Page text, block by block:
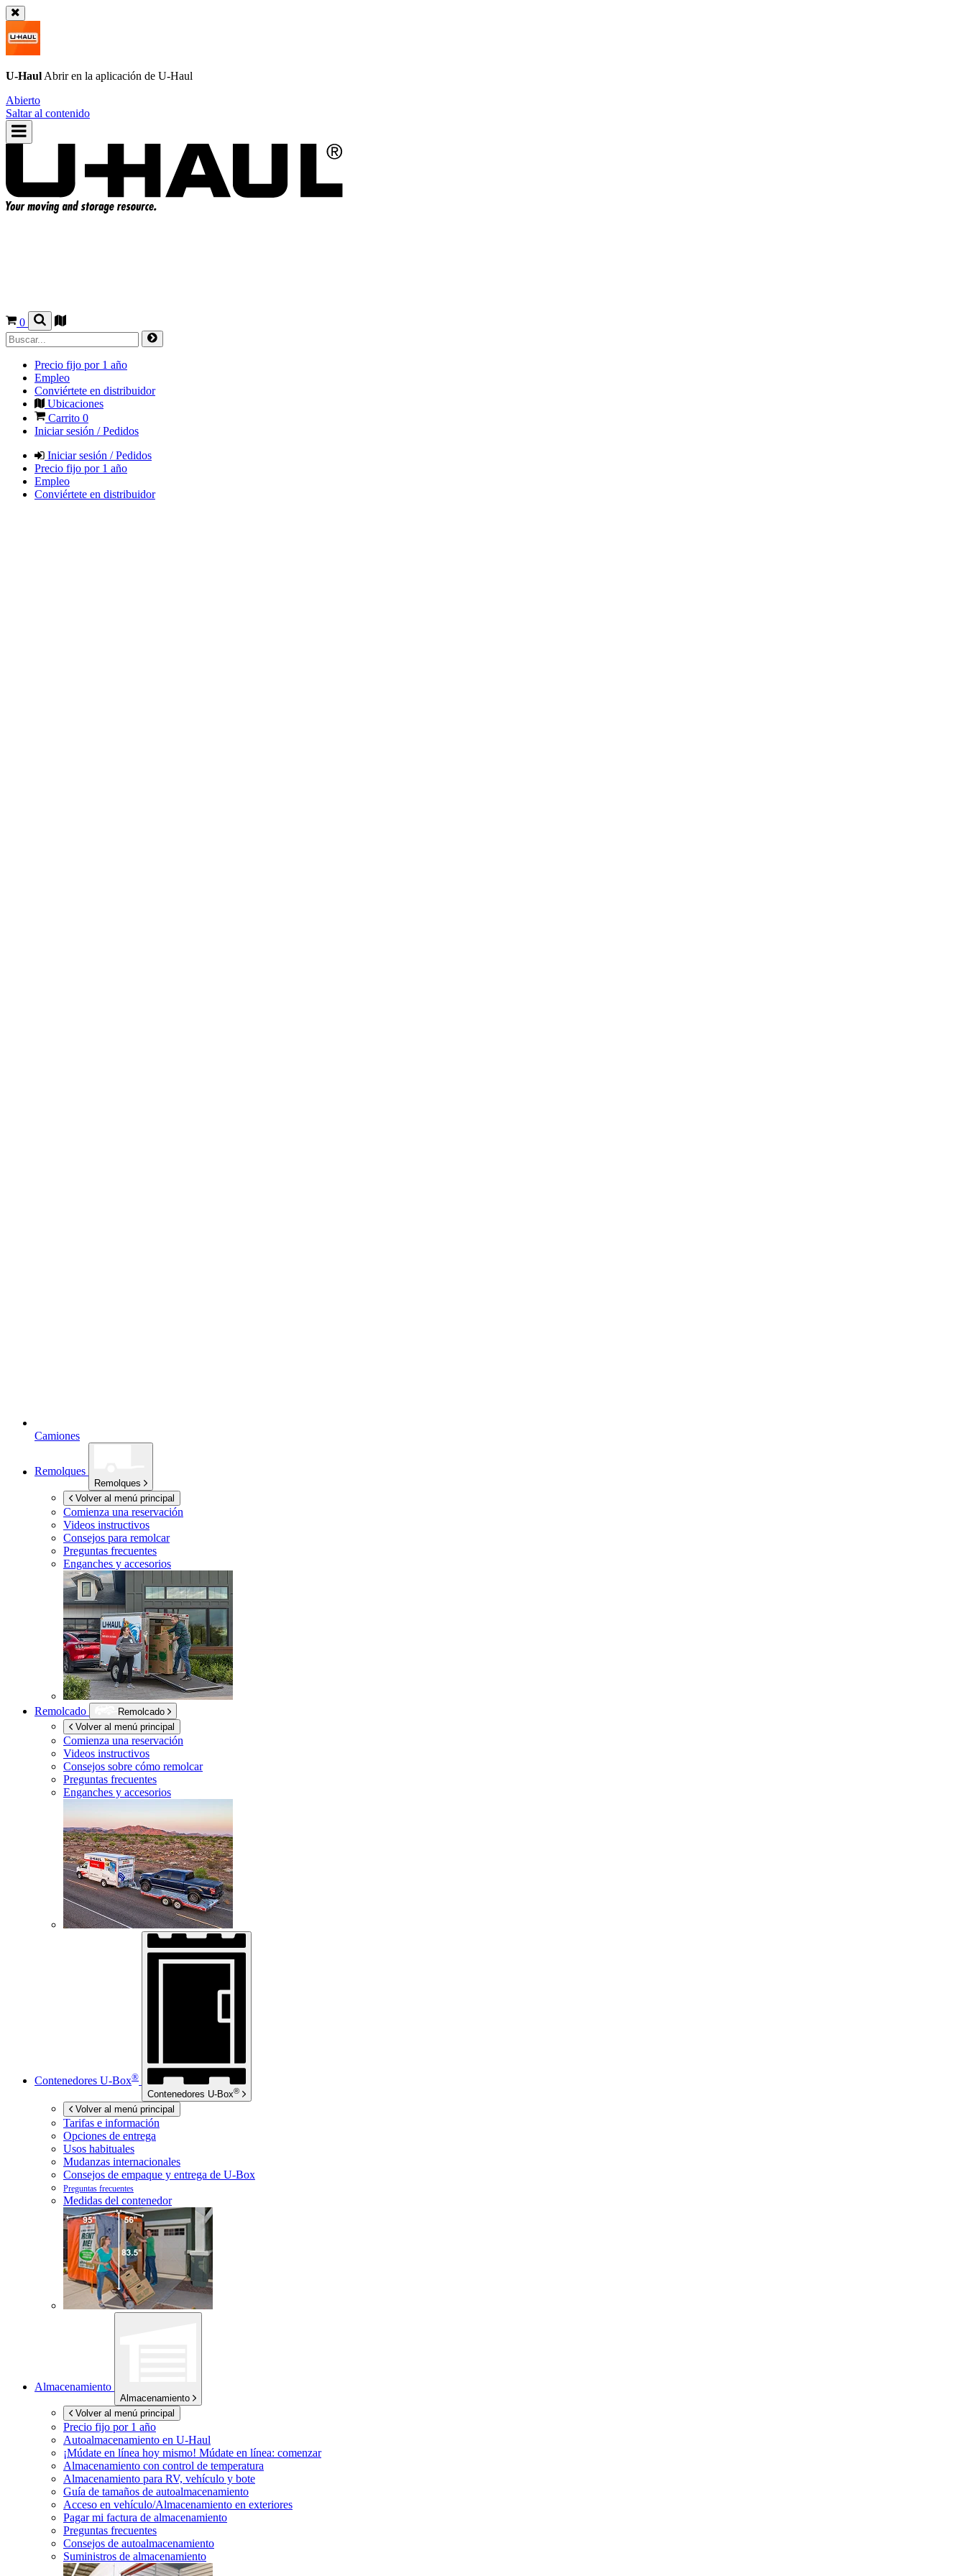
U-Haul Abrir en la aplicación de U-Haul
Abierto
Saltar al contenido
0
Precio fijo por 1 año
Empleo
Conviértete en distribuidor
Ubicaciones
Carrito 0
Iniciar sesión / Pedidos
Iniciar sesión / Pedidos
Precio fijo por 1 año
Empleo
Conviértete en distribuidor
Camiones
Remolques
Remolques
Volver al menú principal
Comienza una reservación
Videos instructivos
Consejos para remolcar
Preguntas frecuentes
Enganches y accesorios
Remolcado
Remolcado
Volver al menú principal
Comienza una reservación
Videos instructivos
Consejos sobre cómo remolcar
Preguntas frecuentes
Enganches y accesorios
Contenedores U-Box®
Contenedores U-Box®
Volver al menú principal
Tarifas e información
Opciones de entrega
Usos habituales
Mudanzas internacionales
Consejos de empaque y entrega de U-Box
Preguntas frecuentes
Medidas del contenedor
Almacenamiento
Almacenamiento
Volver al menú principal
Precio fijo por 1 año
Autoalmacenamiento en U-Haul
¡Múdate en línea hoy mismo! Múdate en línea: comenzar
Almacenamiento con control de temperatura
Almacenamiento para RV, vehículo y bote
Guía de tamaños de autoalmacenamiento
Acceso en vehículo/Almacenamiento en exteriores
Pagar mi factura de almacenamiento
Preguntas frecuentes
Consejos de autoalmacenamiento
Suministros de almacenamiento